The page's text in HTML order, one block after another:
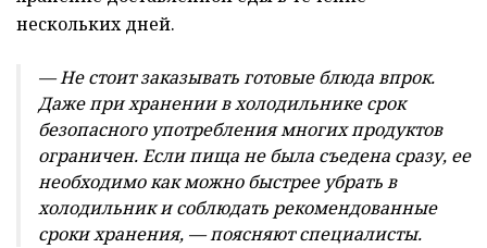
нескольких дней.
— Не стоит заказывать готовые блюда впрок.
Даже при хранении в холодильнике срок
безопасного употребления многих продуктов
ограничен. Если пища не была съедена сразу, ее
необходимо как можно быстрее убрать в
холодильник и соблюдать рекомендованные
сроки хранения, — поясняют специалисты.